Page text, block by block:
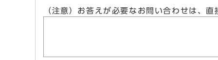
（注意）お答えが必要なお問い合わせは、